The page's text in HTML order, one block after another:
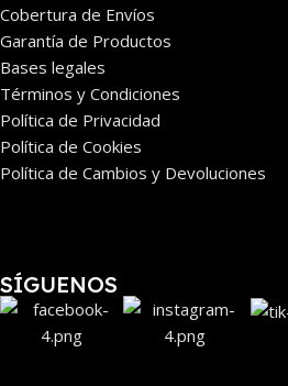
Cobertura de Envíos
Garantía de Productos
Bases legales
Términos y Condiciones
Política de Privacidad
Política de Cookies
Política de Cambios y Devoluciones
SÍGUENOS